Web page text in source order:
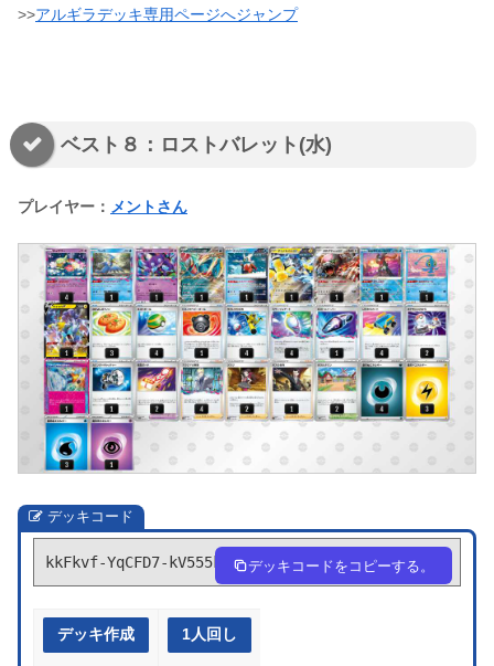
>>アルギラデッキ専用ページへジャンプ
ベスト８：ロストバレット(水)
プレイヤー： メントさん
デッキコード
kkFkvf-YqCFD7-kV555k デッキコードをコピーする。
デッキ作成 1人回し